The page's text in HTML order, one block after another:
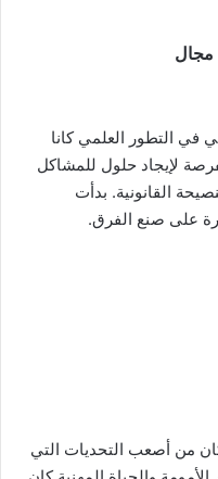
مجال
في التطور العلمي كانا
لإيجاد حلول للمشاكل
القانونية. بدأت
على صنع الفرق.
من أصعب التحديات التي